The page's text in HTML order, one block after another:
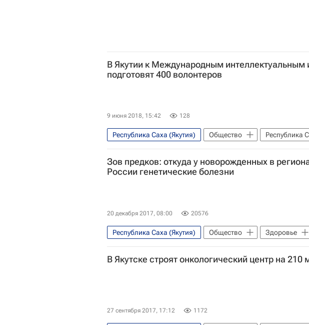
В Якутии к Международным интеллектуальным
подготовят 400 волонтеров
9 июня 2018, 15:42 128
Республика Саха (Якутия) Общество
Республика
Школа волонтера
Волонтерство в России
Зов предков: откуда у новорожденных в
России генетические болезни
20 декабря 2017, 08:00 20576
Республика Саха (Якутия) Общество
Здоровье
Чувашская Республика (Чувашия)
Москва
В Якутске строят онкологический центр на 210
27 сентября 2017, 17:12 1172